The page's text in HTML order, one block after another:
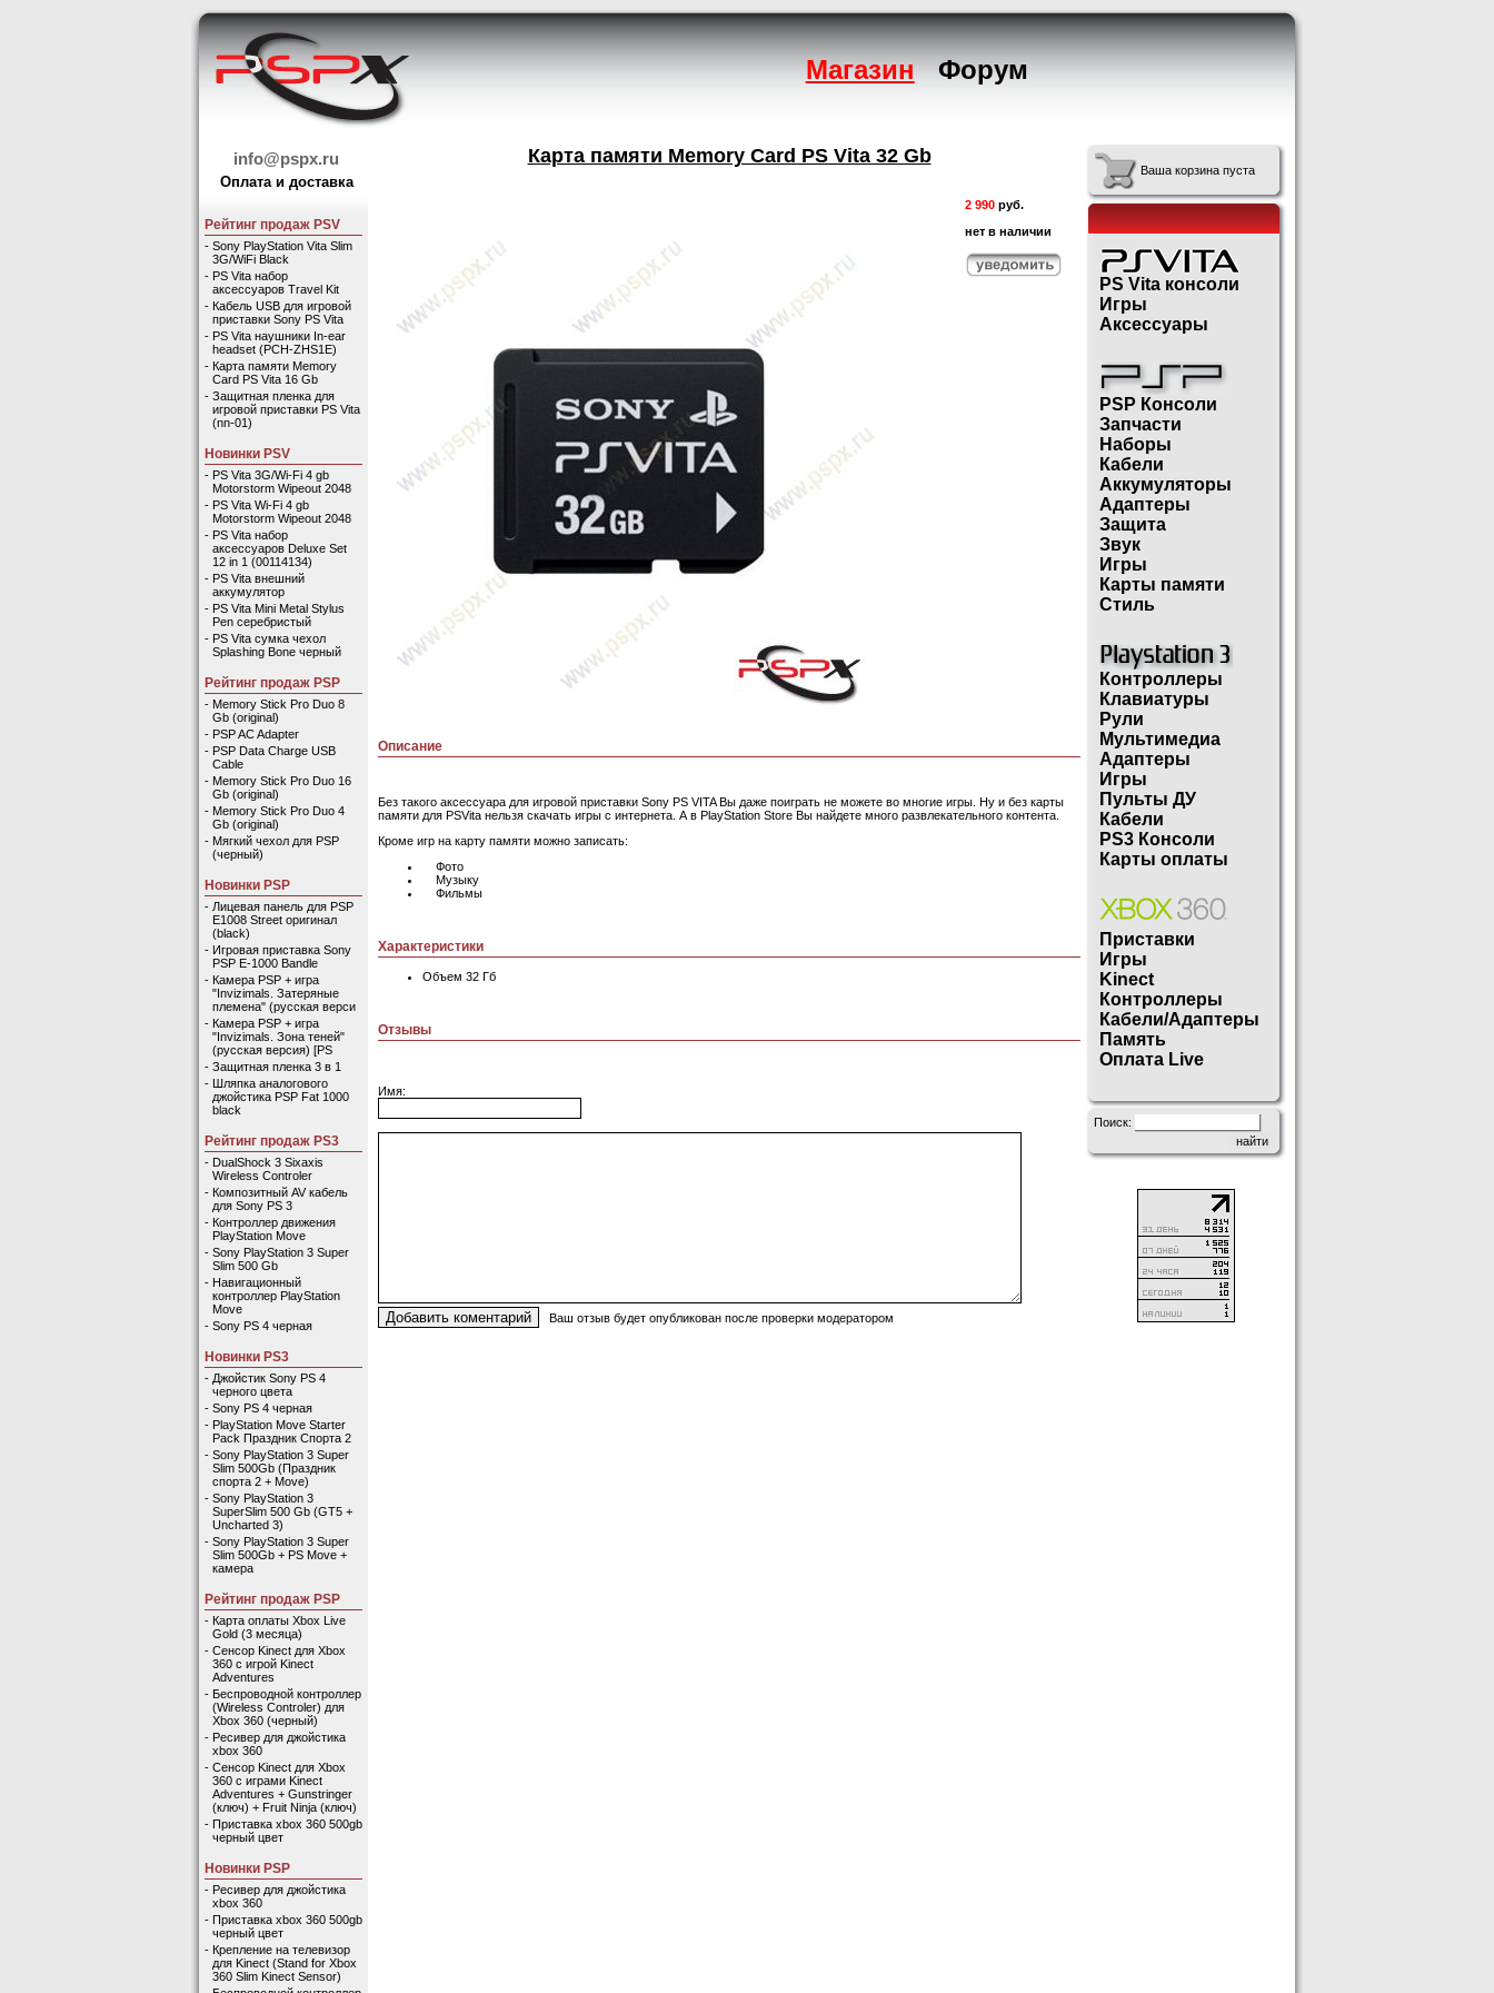
Магазин Форум
info@pspx.ru
Оплата и доставка
Рейтинг продаж PSV
- Sony PlayStation Vita Slim
3G/WiFi Black
- PS Vita набор
аксессуаров Travel Kit
- Кабель USB для игровой
приставки Sony PS Vita
- PS Vita наушники In-ear
headset (PCH-ZHS1E)
- Карта памяти Memory
Card PS Vita 16 Gb
- Защитная пленка для
игровой приставки PS Vita
(nn-01)
Новинки PSV
- PS Vita 3G/Wi-Fi 4 gb
Motorstorm Wipeout 2048
- PS Vita Wi-Fi 4 gb
Motorstorm Wipeout 2048
- PS Vita набор
аксессуаров Deluxe Set
12 in 1 (00114134)
- PS Vita внешний
аккумулятор
- PS Vita Mini Metal Stylus
Pen серебристый
- PS Vita сумка чехол
Splashing Bone черный
Рейтинг продаж PSP
- Memory Stick Pro Duo 8
Gb (original)
- PSP AC Adapter
- PSP Data Charge USB
Cable
- Memory Stick Pro Duo 16
Gb (original)
- Memory Stick Pro Duo 4
Gb (original)
- Мягкий чехол для PSP
(черный)
Новинки PSP
- Лицевая панель для PSP
E1008 Street оригинал
(black)
- Игровая приставка Sony
PSP E-1000 Bandle
- Камера PSP + игра
"Invizimals. Затеряные
племена" (русская верси
- Камера PSP + игра
"Invizimals. Зона теней"
(русская версия) [PS
- Защитная пленка 3 в 1
- Шляпка аналогового
джойстика PSP Fat 1000
black
Рейтинг продаж PS3
- DualShock 3 Sixaxis
Wireless Controler
- Композитный AV кабель
для Sony PS 3
- Контроллер движения
PlayStation Move
- Sony PlayStation 3 Super
Slim 500 Gb
- Навигационный
контроллер PlayStation
Move
- Sony PS 4 черная
Новинки PS3
- Джойстик Sony PS 4
черного цвета
- Sony PS 4 черная
- PlayStation Move Starter
Pack Праздник Спорта 2
- Sony PlayStation 3 Super
Slim 500Gb (Праздник
спорта 2 + Move)
- Sony PlayStation 3
SuperSlim 500 Gb (GT5 +
Uncharted 3)
- Sony PlayStation 3 Super
Slim 500Gb + PS Move +
камера
Рейтинг продаж PSP
- Карта оплаты Xbox Live
Gold (3 месяца)
- Сенсор Kinect для Xbox
360 с игрой Kinect
Adventures
- Беспроводной контроллер
(Wireless Controler) для
Xbox 360 (черный)
- Ресивер для джойстика
xbox 360
- Сенсор Kinect для Xbox
360 с играми Kinect
Adventures + Gunstringer
(ключ) + Fruit Ninja (ключ)
- Приставка xbox 360 500gb
черный цвет
Новинки PSP
- Ресивер для джойстика
xbox 360
- Приставка xbox 360 500gb
черный цвет
- Крепление на телевизор
для Kinect (Stand for Xbox
360 Slim Kinect Sensor)
Карта памяти Memory Card PS Vita 32 Gb
2 990 руб.
нет в наличии
Описание
Без такого аксессуара для игровой приставки Sony PS VITA Вы даже поиграть не можете во многие игры. Ну и без карты
памяти для PSVita нельзя скачать игры с интернета. А в PlayStation Store Вы найдете много развлекательного контента.
Кроме игр на карту памяти можно записать:
Фото
Музыку
Фильмы
Характеристики
Объем 32 Гб
Отзывы
Имя:
Ваш отзыв будет опубликован после проверки модератором
Ваша корзина пуста
PS Vita консоли
Игры
Аксессуары
PSP Консоли
Запчасти
Наборы
Кабели
Аккумуляторы
Адаптеры
Защита
Звук
Игры
Карты памяти
Стиль
Контроллеры
Клавиатуры
Рули
Мультимедиа
Адаптеры
Игры
Пульты ДУ
Кабели
PS3 Консоли
Карты оплаты
Приставки
Игры
Kinect
Контроллеры
Кабели/Адаптеры
Память
Оплата Live
Поиск: